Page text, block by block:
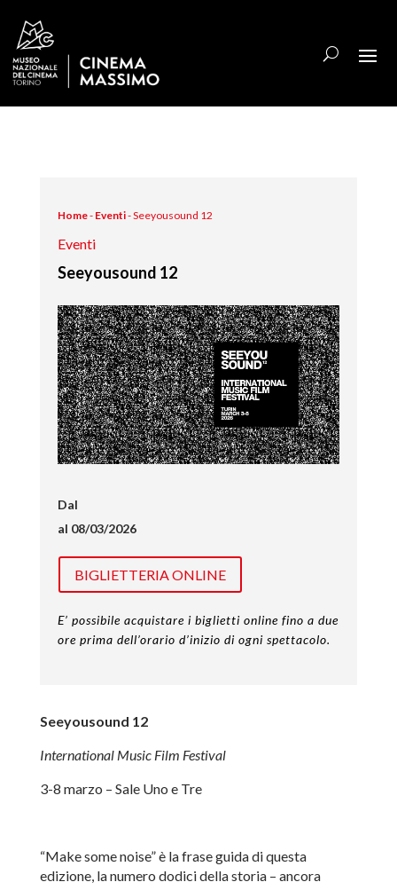
Home- Eventi-Seeyousound 12
Eventi
Seeyousound 12
Dal
al 08/03/2026
BIGLIETTERIA ONLINE
E’ possibile acquistare i biglietti online fino a due
ore prima dell’orario d’inizio di ogni spettacolo.
Seeyousound 12
International Music Film Festival
3-8 marzo – Sale Uno e Tre
“Make some noise” è la frase guida di questa
edizione, la numero dodici della storia – ancora